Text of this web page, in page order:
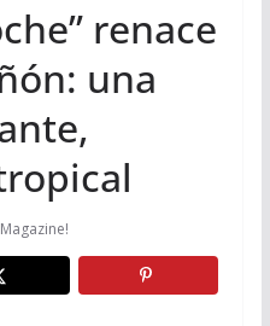
renace
una